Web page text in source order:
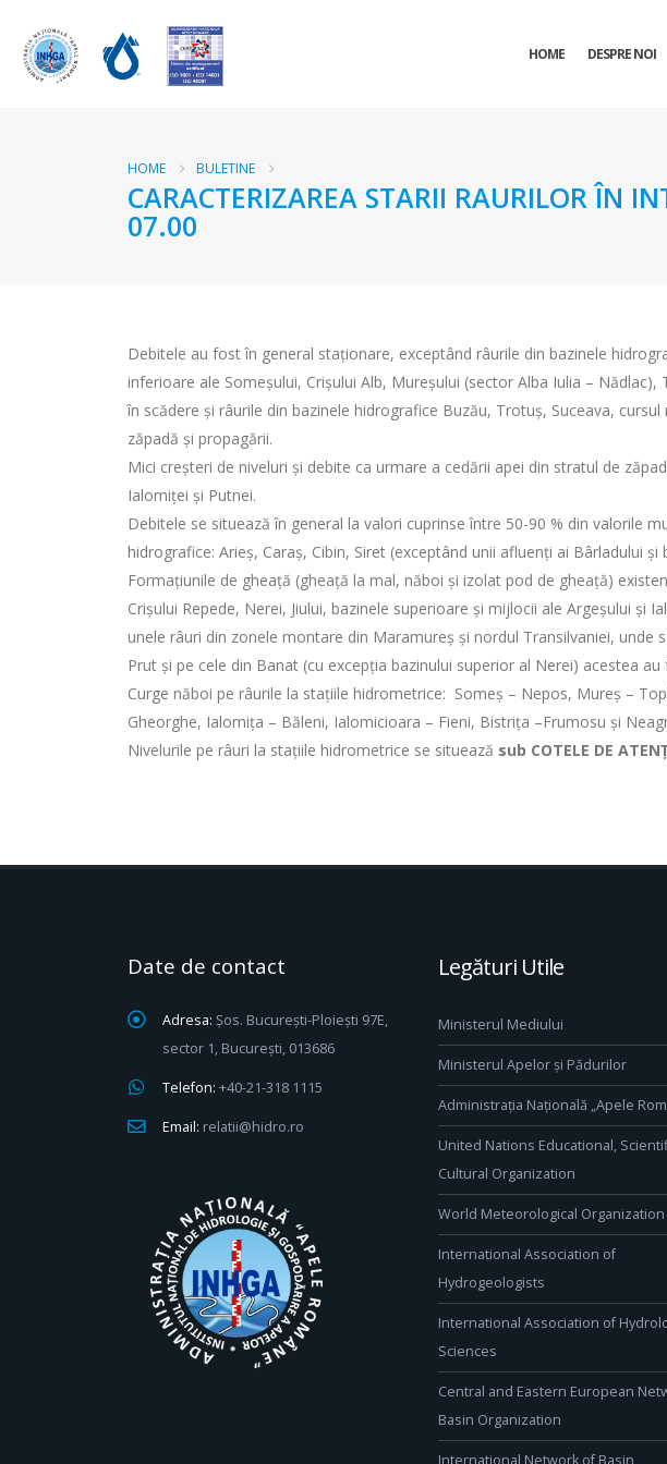
HOME DESPRE NOI
HOME BULETINE
CARACTERIZAREA STARII RAURILOR ÎN
07.00
Debitele au fost în general staţionare, exceptând râurile din bazinele
inferioare ale Someşului, Crișului Alb, Mureşului (sector Alba Iulia –
în scădere și râurile din bazinele hidrografice Buzău, Trotuș, Suceava,
zăpadă și propagării.
Mici creșteri de niveluri și debite ca urmare a cedării apei din stratul de
Ialomiței și Putnei.
Debitele se situează în general la valori cuprinse între 50-90 % din valorile
hidrografice: Arieş, Caraș, Cibin, Siret (exceptând unii afluenţi ai Bârladului
Formațiunile de gheață (gheaţă la mal, năboi și izolat pod de gheaţă)
Crișului Repede, Nerei, Jiului, bazinele superioare și mijlocii ale Argeșului
unele râuri din zonele montare din Maramureș și nordul Transilvaniei,
Prut și pe cele din Banat (cu excepția bazinului superior al Nerei) acestea
Curge năboi pe râurile la stațiile hidrometrice: Someş – Nepos, Mureș –
Gheorghe, Ialomița – Băleni, Ialomicioara – Fieni, Bistriţa –Frumosu și
Nivelurile pe râuri la stațiile hidrometrice se situează sub COTELE DE
Date de contact
Adresa: Șos. București-Ploiești 97E,
sector 1, București, 013686
Telefon: +40-21-318 1115
Email: relatii@hidro.ro
Legături Utile
Ministerul Mediului
Ministerul Apelor și Pădurilor
Administrația Națională „Apele
United Nations Educational,
Cultural Organization
World Meteorological Organization
International Association of
Hydrogeologists
International Association of
Sciences
Central and Eastern European
Basin Organization
International Network of Basin